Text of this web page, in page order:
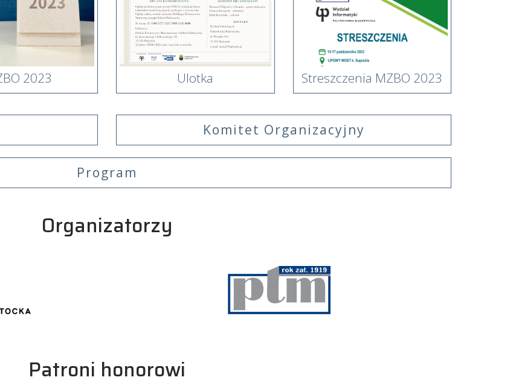
2023 Ulotka Streszczenia MZBO 2023
Komitet Organizacyjny
Program
Organizatorzy
Patroni honorowi